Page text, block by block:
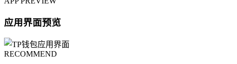
应用界面预览
RECOMMEND